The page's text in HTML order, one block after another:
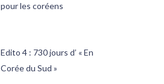
pour les coréens
Edito 4 : 730 jours d’ « En
Corée du Sud »